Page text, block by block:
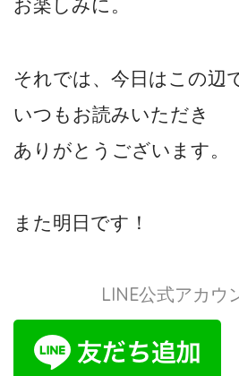
お楽しみに。
それでは、今日はこの辺
いつもお読みいただき
ありがとうございます。
また明日です！
LINE公式アカウ